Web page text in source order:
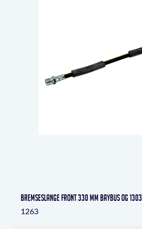
Bremseslange front 330 mm Baybus og 1303
1263